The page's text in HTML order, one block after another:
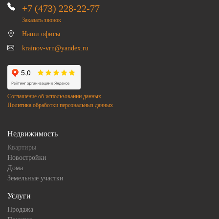
+7 (473) 228-22-77
Заказать звонок
Наши офисы
krainov-vrn@yandex.ru
Соглашение об использовании данных
Политика обработки персональныз данных
Недвижимость
Квартиры
Новостройки
Дома
Земельные участки
Услуги
Продажа